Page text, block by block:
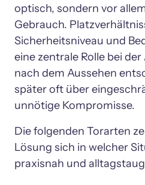
optisch, sondern vor
Gebrauch.
Sicherheitsniveau und
eine zentrale Rolle bei
nach dem Aussehen
später oft über
unnötige Kompromisse.
Die folgenden Torarten
Lösung sich in welcher